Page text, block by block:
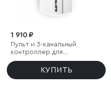
1 910 ₽
Пульт и 3-канальный
контроллер для
дистанционного управления
освещениемКУПИТЬ